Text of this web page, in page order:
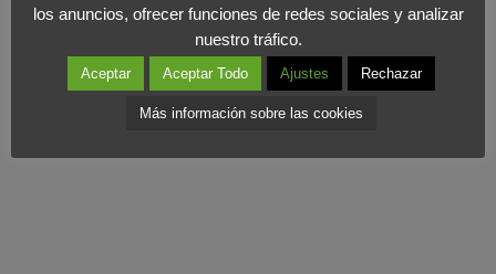
pensar, así que os invitamos a reflexionar sobre ello.
los anuncios, ofrecer funciones de redes sociales y analizar
nuestro tráfico.
Aceptar Aceptar Todo Ajustes Rechazar
Más información sobre las cookies